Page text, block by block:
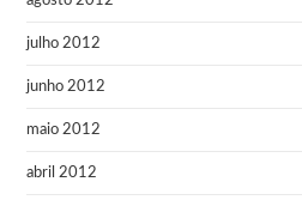
julho 2012
junho 2012
maio 2012
abril 2012